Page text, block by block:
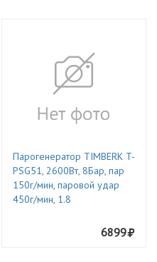
Парогенератор TIMBERK T-
PSG51, 2600Вт, 8Бар, пар
150г/мин, паровой удар
450г/мин, 1.8
6899